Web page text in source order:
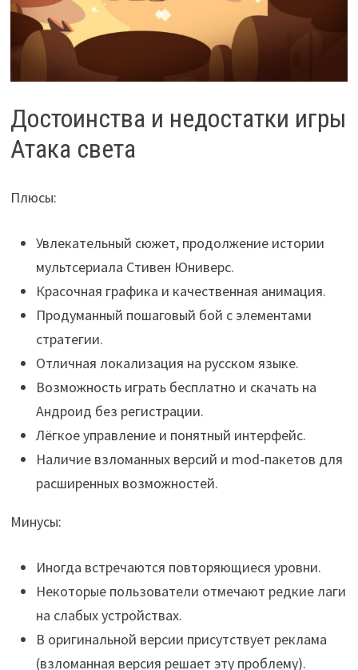
Достоинства и недостатки игры
Атака света
Плюсы:
Увлекательный сюжет, продолжение истории
мультсериала Стивен Юниверс.
Красочная графика и качественная анимация.
Продуманный пошаговый бой с элементами
стратегии.
Отличная локализация на русском языке.
Возможность играть бесплатно и скачать на
Андроид без регистрации.
Лёгкое управление и понятный интерфейс.
Наличие взломанных версий и mod-пакетов для
расширенных возможностей.
Минусы:
Иногда встречаются повторяющиеся уровни.
Некоторые пользователи отмечают редкие лаги
на слабых устройствах.
В оригинальной версии присутствует реклама
(взломанная версия решает эту проблему).